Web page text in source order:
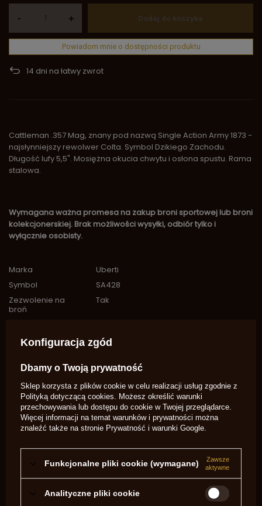
- + Dodaj do koszyka
Powiadom mnie o dostępności produktu
14 dni na łatwy zwrot
Cattleman .357 Mag, znany pod nazwą Single Action Army 1873 -
najsłynniejszy rewolwer Colta. Symbol Dzikiego Zachodu.
Długość lufy 5,5". Mosiężna okucia chwytu i osłona spustu. Rama
stalowa.
Wymagana ważna promesa na zakup broni sportowej lub broni
kolekcjonerskiej. Brak możliwości wysyłki, odbiór tylko i
wyłącznie osobisty.
Marka
Uberti
Symbol
SA428
Zezwolenie na
broń
Tak
Wykończenie Lufy
Oksyda
Przyrządy
stałe
Przyśpiesznik
Nie
Lufa
Gwintowana
skok gwintu
1 - 20
Ładowania
single action
Potrzebujesz pomocy? Masz pytania?
Konfiguracja zgód
Dbamy o Twoją prywatność
Sklep korzysta z plików cookie w celu realizacji usług zgodnie z
Polityką dotyczącą cookies. Możesz określić warunki
przechowywania lub dostępu do cookie w Twojej przeglądarce.
Więcej informacji na temat warunków i prywatności można
znaleźć także na stronie Prywatność i warunki Google.
Funkcjonalne pliki cookie (wymagane)
Zawsze
aktywne
Analityczne pliki cookie